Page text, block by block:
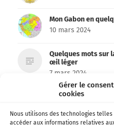
Gérer le
cookies
Nous utilisons des technologies
accéder aux informations relatives
Mon Gabon en
10 mars 2024
Quelques mots sur
œil léger
7 mars 2024
Archives 1978 – Le